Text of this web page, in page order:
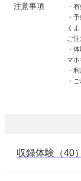
注意事項
・
・
く
ご
・
マ
・
・
収録体験（40）